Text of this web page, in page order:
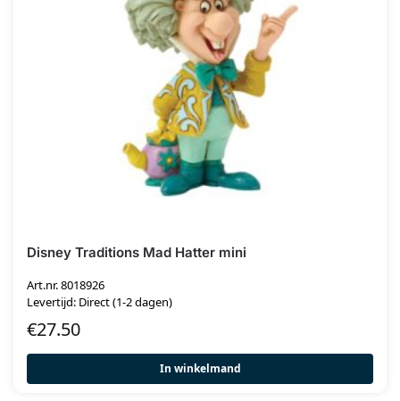
Disney Traditions Mad Hatter mini
Art.nr. 8018926
Levertijd: Direct (1-2 dagen)
€27.50
In winkelmand